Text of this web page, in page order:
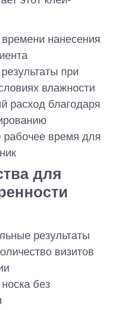
нанесения
при
влажности
расход благодаря
рабочее время для
для
результаты
визитов
без